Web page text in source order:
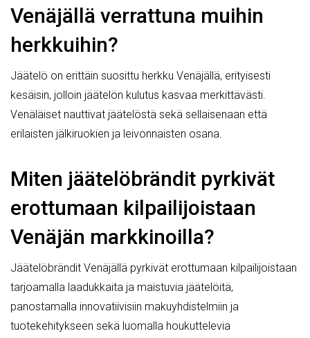
Venäjällä verrattuna muihin
herkkuihin?
Jäätelö on erittäin suosittu herkku Venäjällä, erityisesti
kesäisin, jolloin jäätelön kulutus kasvaa merkittävästi.
Venäläiset nauttivat jäätelöstä sekä sellaisenaan että
erilaisten jälkiruokien ja leivonnaisten osana.
Miten jäätelöbrändit pyrkivät
erottumaan kilpailijoistaan
Venäjän markkinoilla?
Jäätelöbrändit Venäjällä pyrkivät erottumaan kilpailijoistaan
tarjoamalla laadukkaita ja maistuvia jäätelöitä,
panostamalla innovatiivisiin makuyhdistelmiin ja
tuotekehitykseen sekä luomalla houkuttelevia